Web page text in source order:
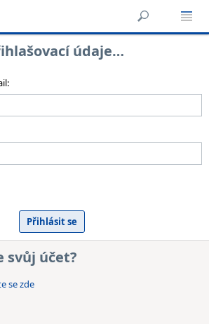
údaje…
svůj účet?
se zde